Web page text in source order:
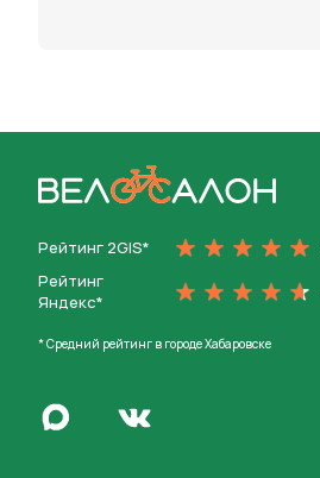
Рейтинг 2GIS*
Рейтинг
Яндекс*
* Средний рейтинг в городе Хабаровске
Написать в MaxПерейти во Вконтакте